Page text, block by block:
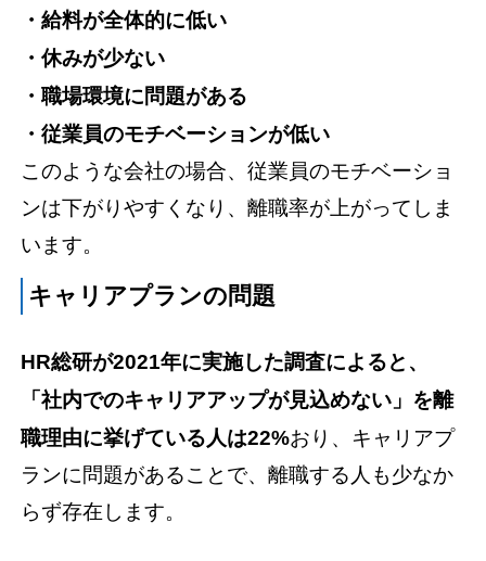
・給料が全体的に低い
・休みが少ない
・職場環境に問題がある
・従業員のモチベーションが低い
このような会社の場合、従業員のモチベーショ
ンは下がりやすくなり、離職率が上がってしま
います。
キャリアプランの問題
HR総研が2021年に実施した調査によると、
「社内でのキャリアアップが見込めない」を離
職理由に挙げている人は22%おり、キャリアプ
ランに問題があることで、離職する人も少なか
らず存在します。